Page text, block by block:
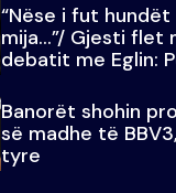
“Nëse i fut
mija…”/ Gjesti flet
debatit me Eglin:
Banorët shohin
së madhe të
tyre